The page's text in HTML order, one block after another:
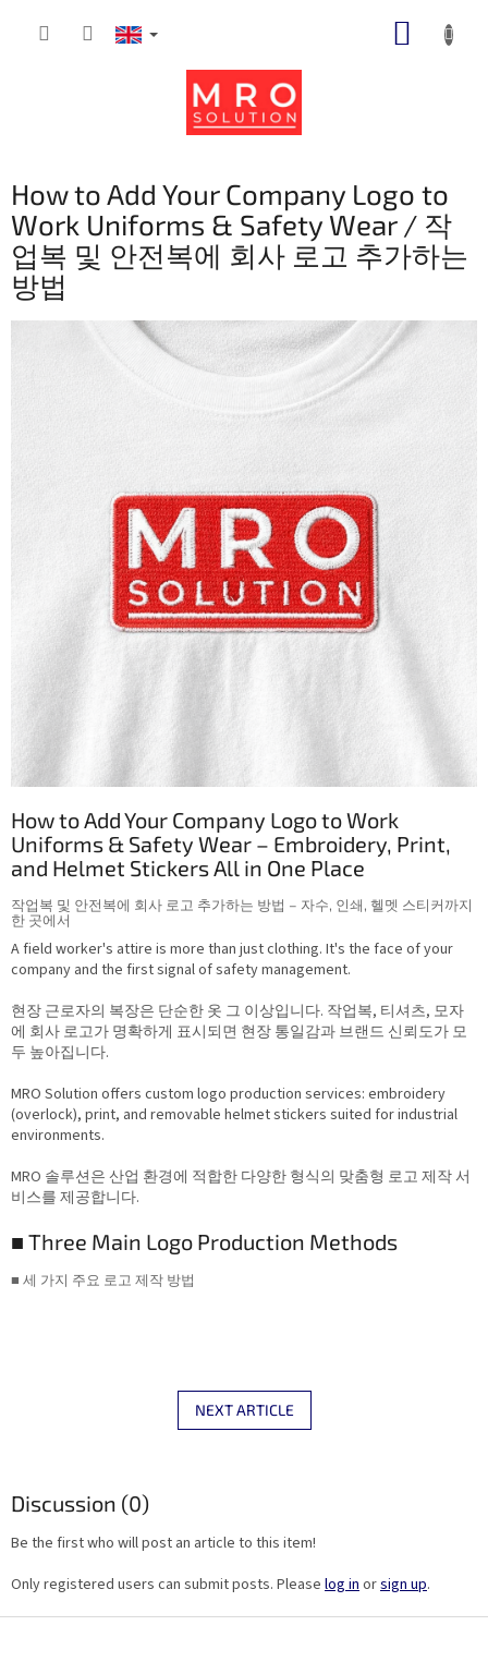
How to Add Your Company Logo to
Work Uniforms & Safety Wear / 작
업복 및 안전복에 회사 로고 추가하는
방법
How to Add Your Company Logo to Work
Uniforms & Safety Wear – Embroidery, Print,
and Helmet Stickers All in One Place
작업복 및 안전복에 회사 로고 추가하는 방법 – 자수, 인쇄, 헬멧 스티커까지
한 곳에서
A field worker's attire is more than just clothing. It's the face of your
company and the first signal of safety management.
현장 근로자의 복장은 단순한 옷 그 이상입니다. 작업복, 티셔츠, 모자
에 회사 로고가 명확하게 표시되면 현장 통일감과 브랜드 신뢰도가 모
두 높아집니다.
MRO Solution offers custom logo production services: embroidery
(overlock), print, and removable helmet stickers suited for industrial
environments.
MRO 솔루션은 산업 환경에 적합한 다양한 형식의 맞춤형 로고 제작 서
비스를 제공합니다.
■ Three Main Logo Production Methods
■ 세 가지 주요 로고 제작 방법
NEXT ARTICLE
Discussion (0)
Be the first who will post an article to this item!
Only registered users can submit posts. Please log in orsign up.